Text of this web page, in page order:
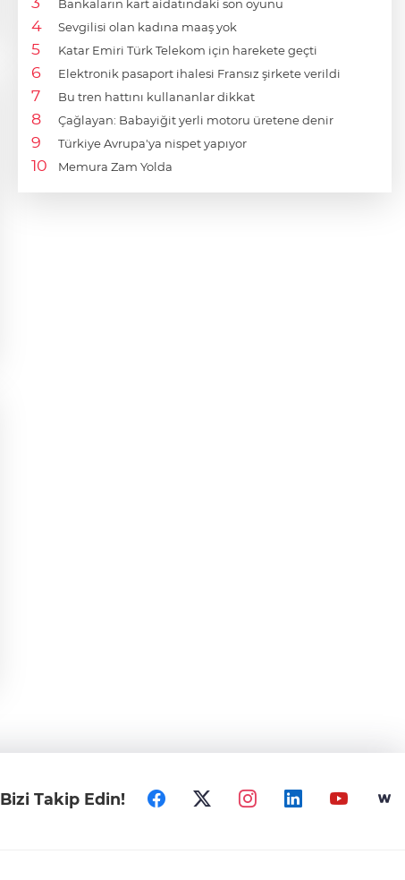
Bankaların kart aidatındaki son oyunu
Sevgilisi olan kadına maaş yok
Katar Emiri Türk Telekom için harekete geçti
Elektronik pasaport ihalesi Fransız şirkete verildi
Bu tren hattını kullananlar dikkat
Çağlayan: Babayiğit yerli motoru üretene denir
Türkiye Avrupa'ya nispet yapıyor
Memura Zam Yolda
Bizi Takip Edin!